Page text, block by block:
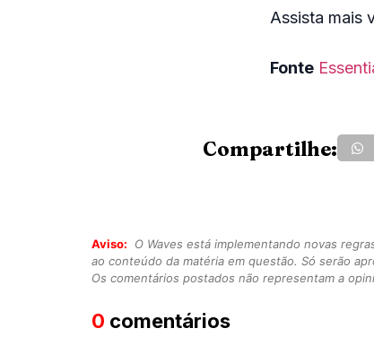
Assista mais
Fonte
Compartilhe:
Aviso:
O Waves está implementando novas
ao conteúdo da matéria em questão. Só serão
Os comentários postados não representam a
0 comentários